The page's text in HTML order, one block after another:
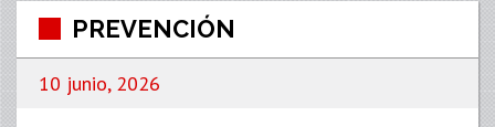
PREVENCIÓN
10 junio, 2026